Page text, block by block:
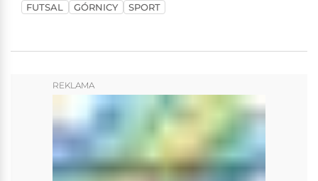
FUTSAL
GÓRNICY SPORT
REKLAMA